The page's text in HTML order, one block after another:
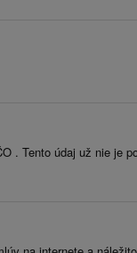
. Tento údaj už nie je